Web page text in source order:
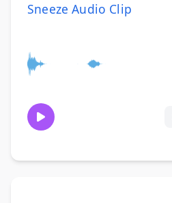
Sneeze Audio Clip